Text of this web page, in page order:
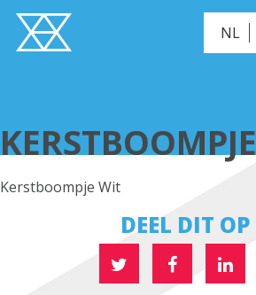
NL
Kerstboompje Wit
DEEL DIT OP